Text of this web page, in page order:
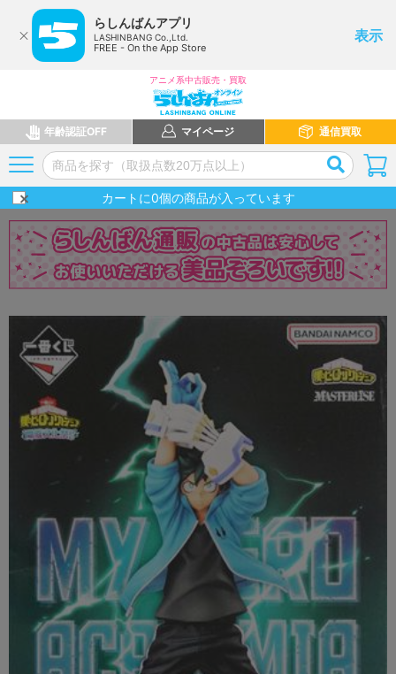
らしんばんアプリ
LASHINBANG Co.,Ltd.
FREE - On the App Store
表示
アニメ系中古販売・買取
年齢認証OFF マイページ 通信買取
カートに0個の商品が入っています